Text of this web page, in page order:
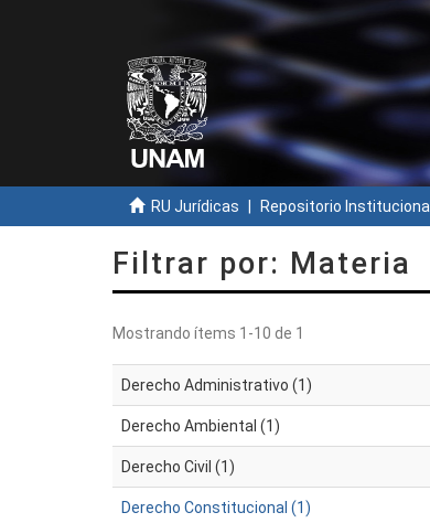
RU Jurídicas Repositorio Institucional
Filtrar por: Materia
Mostrando ítems 1-10 de 1
Derecho Administrativo (1)
Derecho Ambiental (1)
Derecho Civil (1)
Derecho Constitucional (1)